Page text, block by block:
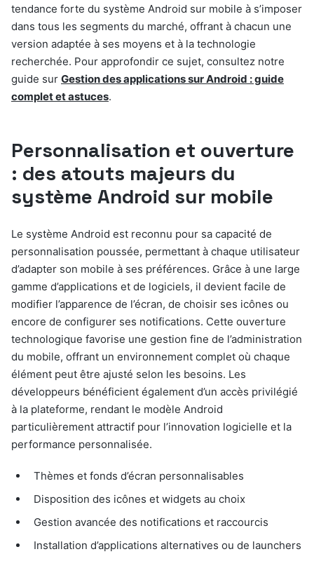
tendance forte du système Android sur mobile à s’imposer
dans tous les segments du marché, offrant à chacun une
version adaptée à ses moyens et à la technologie
recherchée. Pour approfondir ce sujet, consultez notre
guide sur Gestion des applications sur Android : guide
complet et astuces.
Personnalisation et ouverture
: des atouts majeurs du
système Android sur mobile
Le système Android est reconnu pour sa capacité de
personnalisation poussée, permettant à chaque utilisateur
d’adapter son mobile à ses préférences. Grâce à une large
gamme d’applications et de logiciels, il devient facile de
modifier l’apparence de l’écran, de choisir ses icônes ou
encore de configurer ses notifications. Cette ouverture
technologique favorise une gestion fine de l’administration
du mobile, offrant un environnement complet où chaque
élément peut être ajusté selon les besoins. Les
développeurs bénéficient également d’un accès privilégié
à la plateforme, rendant le modèle Android
particulièrement attractif pour l’innovation logicielle et la
performance personnalisée.
Thèmes et fonds d’écran personnalisables
Disposition des icônes et widgets au choix
Gestion avancée des notifications et raccourcis
Installation d’applications alternatives ou de launchers